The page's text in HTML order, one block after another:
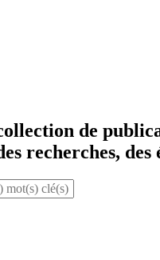
de
recherches, des